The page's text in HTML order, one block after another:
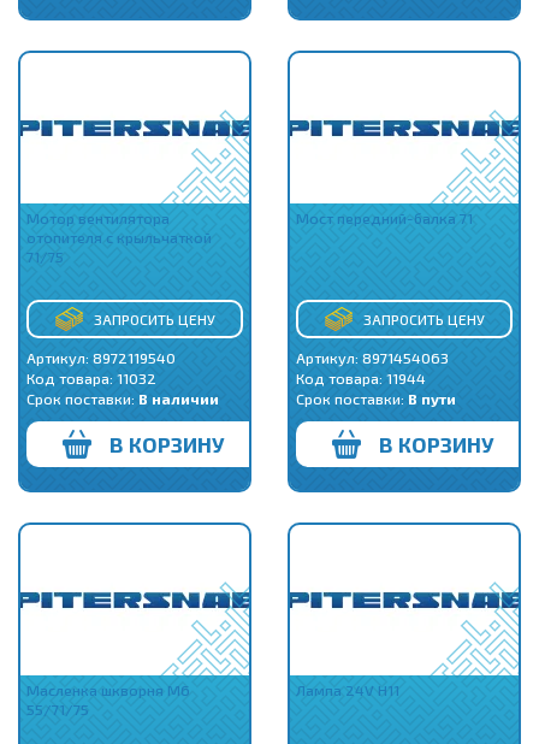
Мотор вентилятора
отопителя с крыльчаткой
71/75
ЗАПРОСИТЬ ЦЕНУ
Артикул: 8972119540
Код товара: 11032
Срок поставки: В наличии
В КОРЗИНУ
Мост передний-балка 71
ЗАПРОСИТЬ ЦЕНУ
Артикул: 8971454063
Код товара: 11944
Срок поставки: В пути
В КОРЗИНУ
Масленка шкворня M6
55/71/75
Лампа 24V H11